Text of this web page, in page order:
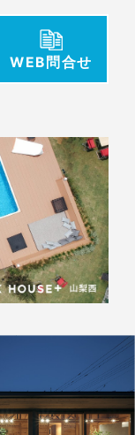
WEB問合せ